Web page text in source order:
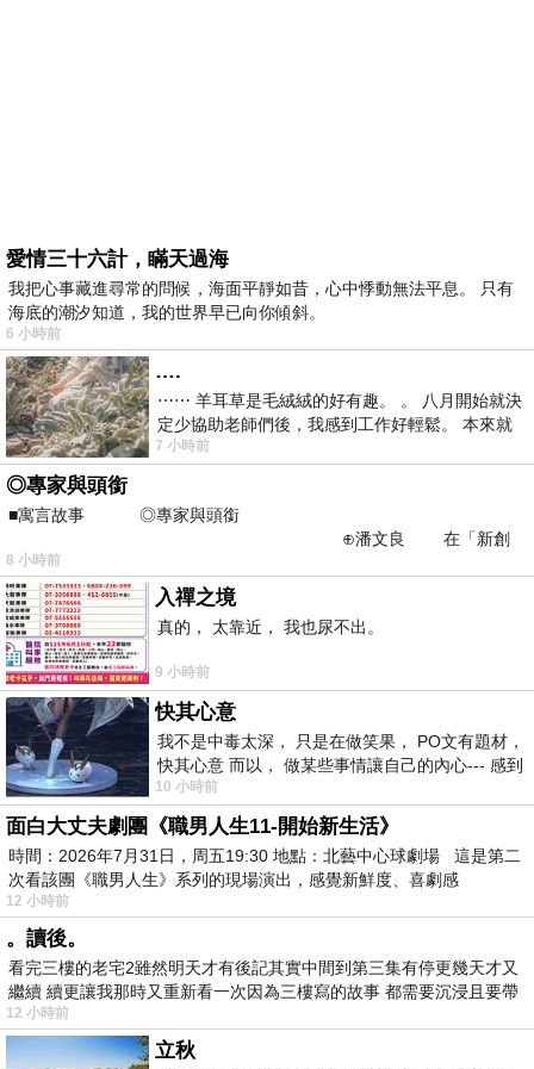
愛情三十六計，瞞天過海
我把心事藏進尋常的問候，海面平靜如昔，心中悸動無法平息。 只有
海底的潮汐知道，我的世界早已向你傾斜。
6 小時前
….
⋯⋯ 羊耳草是毛絨絨的好有趣。 。 八月開始就決
定少協助老師們後，我感到工作好輕鬆。 本來就
不是我的工作啊。 真
7 小時前
◎專家與頭銜
■寓言故事 ◎專家與頭銜
⊕潘文良 在「新創
之谷」裡——
8 小時前
入禪之境
真的， 太靠近， 我也尿不出。
9 小時前
快其心意
我不是中毒太深， 只是在做笑果， PO文有題材，
快其心意 而以， 做某些事情讓自己的內心--- 感到
愉快。
10 小時前
面白大丈夫劇團《職男人生11-開始新生活》
時間：2026年7月31日，周五19:30 地點：北藝中心球劇場 這是第二
次看該團《職男人生》系列的現場演出，感覺新鮮度、喜劇感
12 小時前
。讀後。
看完三樓的老宅2雖然明天才有後記其實中間到第三集有停更幾天才又
繼續 續更讓我那時又重新看一次因為三樓寫的故事 都需要沉浸且要帶
有
12 小時前
立秋